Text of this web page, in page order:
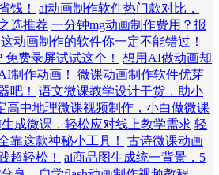
钱！
ai动画制作软件热门款对比，
选推荐 一分钟mg动画制作费用？报
动画制作的软件你一定不能错过！
费录屏试试这个！
想用AI做动画却
制作动画！
微课动画制作软件优芽
吧！
语文微课教学设计干货，助小
高中地理微课视频制作，小白做微课
成微课，轻松应对线上教学需求 轻
靠这款神秘小工具！
古诗微课动画
超轻松！
ai商品图生成统一背景，5